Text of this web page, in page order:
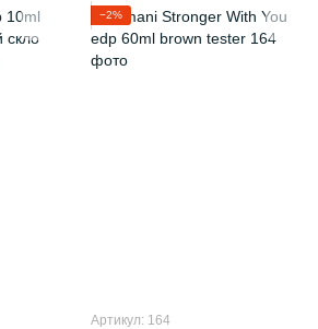
−2%
Артикул: 164